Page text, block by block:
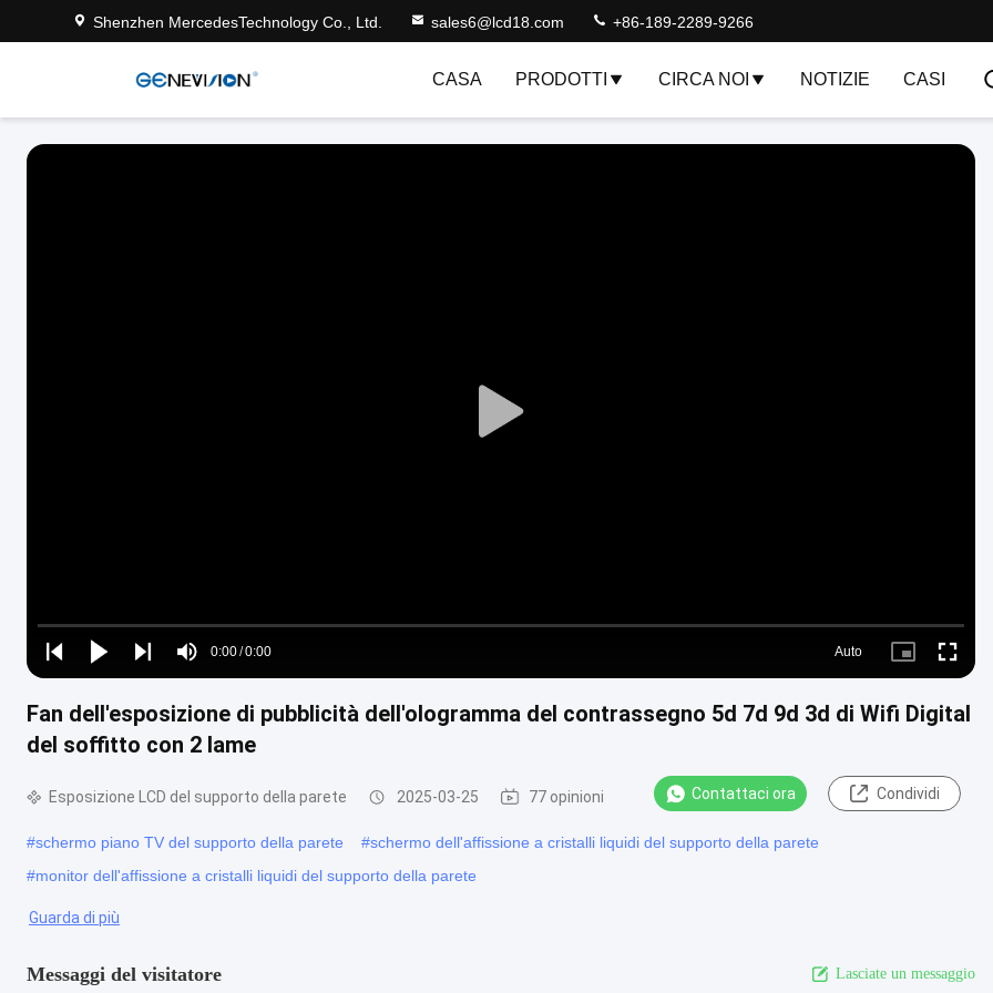
Shenzhen MercedesTechnology Co., Ltd. sales6@lcd18.com +86-189-2289-9266
CASA PRODOTTI CIRCA NOI NOTIZIE CASI
Play
Play
Play
Play
Mute
Time
0:00/0:00
Loaded:
0%
Auto
Picture- Fullscreen
Fan dell'esposizione di pubblicità dell'ologramma del contrassegno 5d 7d 9d 3d di Wifi Digital
del soffitto con 2 lame
Esposizione LCD del supporto della parete 2025-03-25 77 opinioni Contattaci ora Condividi
#schermo piano TV del supporto della parete #schermo dell'affissione a cristalli liquidi del supporto della parete
#monitor dell'affissione a cristalli liquidi del supporto della parete
Guarda di più
Messaggi del visitatore Lasciate un messaggio